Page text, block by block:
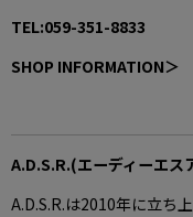
TEL:059-351-8833
SHOP INFORMATION＞
A.D.S.R.(エーディーエス
A.D.S.R.は2010年に立ち